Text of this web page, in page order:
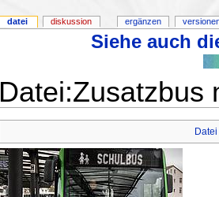
Siehe auch
Datei:Zusatzbus
Datei
datei diskussion ergänzen